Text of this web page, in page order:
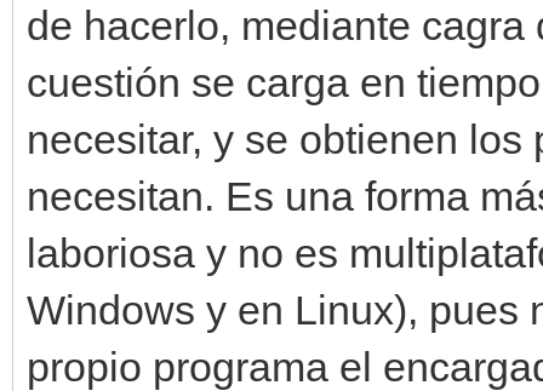
de hacerlo, mediante
cuestión se carga en
necesitar, y se obtienen
necesitan. Es una forma
laboriosa y no es
Windows y en Linux), pues
propio programa el